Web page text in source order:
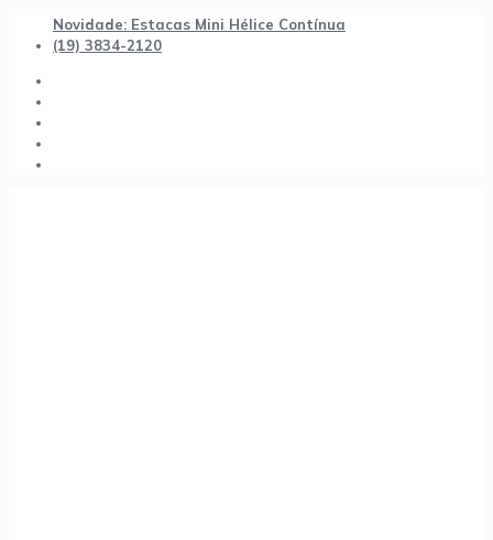
Novidade: Estacas Mini Hélice Contínua
(19) 3834-2120